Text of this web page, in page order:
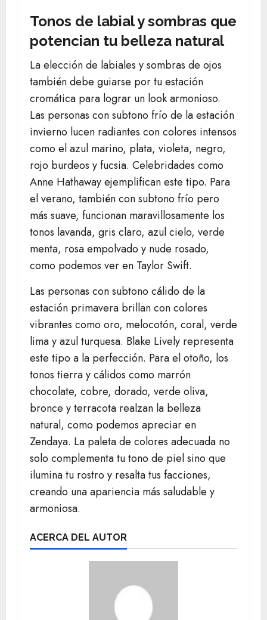
Tonos de labial y sombras que
potencian tu belleza natural
La elección de labiales y sombras de ojos
también debe guiarse por tu estación
cromática para lograr un look armonioso.
Las personas con subtono frío de la estación
invierno lucen radiantes con colores intensos
como el azul marino, plata, violeta, negro,
rojo burdeos y fucsia. Celebridades como
Anne Hathaway ejemplifican este tipo. Para
el verano, también con subtono frío pero
más suave, funcionan maravillosamente los
tonos lavanda, gris claro, azul cielo, verde
menta, rosa empolvado y nude rosado,
como podemos ver en Taylor Swift.
Las personas con subtono cálido de la
estación primavera brillan con colores
vibrantes como oro, melocotón, coral, verde
lima y azul turquesa. Blake Lively representa
este tipo a la perfección. Para el otoño, los
tonos tierra y cálidos como marrón
chocolate, cobre, dorado, verde oliva,
bronce y terracota realzan la belleza
natural, como podemos apreciar en
Zendaya. La paleta de colores adecuada no
solo complementa tu tono de piel sino que
ilumina tu rostro y resalta tus facciones,
creando una apariencia más saludable y
armoniosa.
ACERCA DEL AUTOR